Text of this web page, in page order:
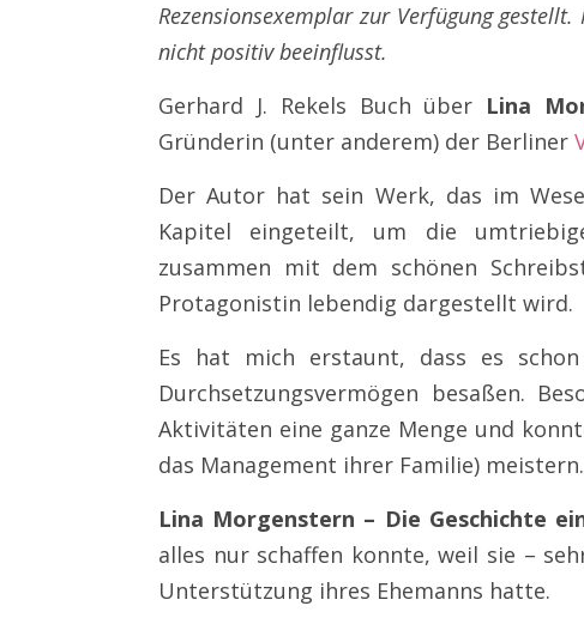
Rezensionsexemplar zur Verfügung
nicht positiv beeinflusst.
Gerhard J. Rekels Buch über Lina
Gründerin (unter anderem) der Berliner
Der Autor hat sein Werk, das im
Kapitel eingeteilt, um die
zusammen mit dem schönen
Protagonistin lebendig dargestellt wird.
Es hat mich erstaunt, dass es
Durchsetzungsvermögen besaßen.
Aktivitäten eine ganze Menge und
das Management ihrer Familie) meistern.
Lina Morgenstern – Die Geschichte
alles nur schaffen konnte, weil sie –
Unterstützung ihres Ehemanns hatte.